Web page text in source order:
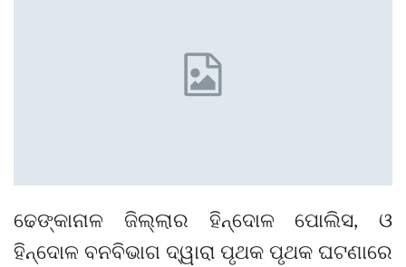
ଢେଙ୍କାନାଳ ଜିଲ୍ଲାର ହିନ୍ଦୋଳ ପୋଲିସ, ଓ
ହିନ୍ଦୋଳ ବନବିଭାଗ ଦ୍ୱାରା ପୃଥକ ପୃଥକ ଘଟଣାରେ